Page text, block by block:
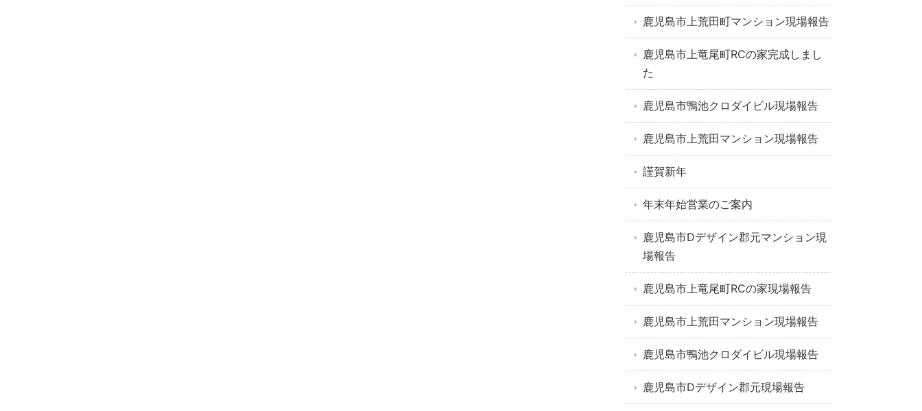
鹿児島市上荒田町マンション現場報告
鹿児島市上竜尾町RCの家完成しまし
た
鹿児島市鴨池クロダイビル現場報告
鹿児島市上荒田マンション現場報告
謹賀新年
年末年始営業のご案内
鹿児島市Dデザイン郡元マンション現
場報告
鹿児島市上竜尾町RCの家現場報告
鹿児島市上荒田マンション現場報告
鹿児島市鴨池クロダイビル現場報告
鹿児島市Dデザイン郡元現場報告